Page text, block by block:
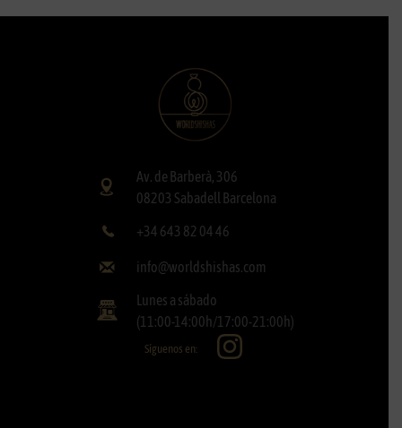
Av. de Barberà, 306
08203 Sabadell Barcelona
+34 643 82 04 46
info@worldshishas.com
Lunes a sábado
(11:00-14:00h/17:00-21:00h)
Síguenos en: